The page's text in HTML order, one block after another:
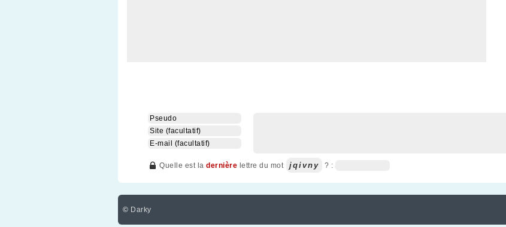
Quelle est la dernière lettre du mot jqivny ? :
© Darky